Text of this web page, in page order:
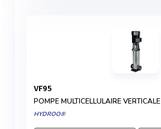
VF95
POMPE MULTICELLULAIRE VERTICALE
HYDROO®